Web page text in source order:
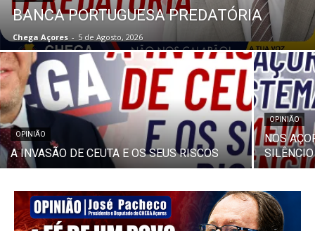
BANCA PORTUGUESA PREDATÓRIA
Chega Açores - 5 de Agosto, 2026
OPINIÃO
A INVASÃO DE CEUTA E OS SEUS RISCOS
OPINIÃO
NOS
SILÊNCIO